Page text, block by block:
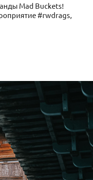
Mad Buckets!
#rwdrags,